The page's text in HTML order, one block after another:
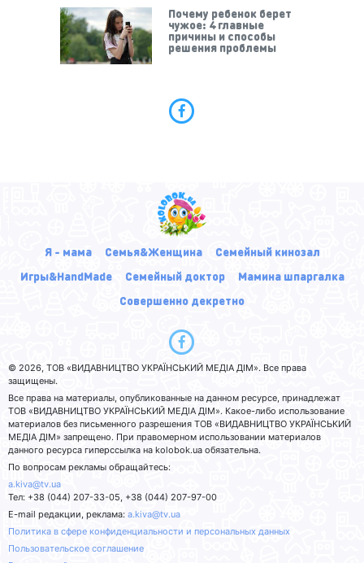
Почему ребенок берет
чужое: 4 главные
причины и способы
решения проблемы
Я - мама Семья&Женщина
Семейный кинозал
Игры&HandMade
Семейный доктор
Мамина шпаргалка
Совершенно декретно
© 2026, ТОВ «ВИДАВНИЦТВО УКРАЇНСЬКИЙ МЕДІА ДІМ». Все права
защищены.
Все права на материалы, опубликованные на данном ресурсе, принадлежат
ТОВ «ВИДАВНИЦТВО УКРАЇНСЬКИЙ МЕДІА ДІМ». Какое-либо использование
материалов без письменного разрешения ТОВ «ВИДАВНИЦТВО УКРАЇНСЬКИЙ
МЕДІА ДІМ» запрещено. При правомерном использовании материалов
данного ресурса гиперссылка на kolobok.ua обязательна.
По вопросам рекламы обращайтесь:
a.kiva@tv.ua
Тел: +38 (044) 207-33-05, +38 (044) 207-97-00
E-mail редакции, реклама: a.kiva@tv.ua
Политика в сфере конфиденциальности и персональных данных
Пользовательское соглашение